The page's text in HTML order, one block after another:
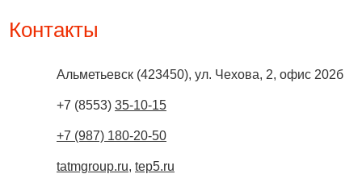
Контакты
Альметьевск (423450), ул. Чехова, 2, офис 202б
+7 (8553) 35-10-15
+7 (987) 180-20-50
tatmgroup.ru, tep5.ru